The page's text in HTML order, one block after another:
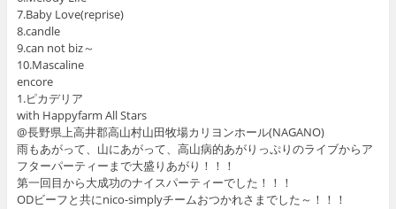
7.Baby Love(reprise)
8.candle
9.can not biz～
10.Mascaline
encore
1.ピカデリア
with Happyfarm All Stars
@長野県上高井郡高山村山田牧場カリヨンホール(NAGANO)
雨もあがって、山にあがって、高山病的あがりっぷりのライブからア
フターパーティーまで大盛りあがり！！！
第一回目から大成功のナイスパーティーでした！！！
ODビーフと共にnico-simplyチームおつかれさまでした～！！！